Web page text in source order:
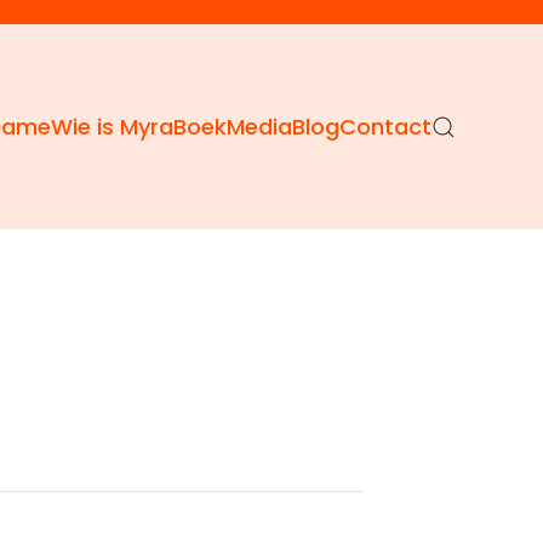
Wie is MyraBoekMediaBlogContact